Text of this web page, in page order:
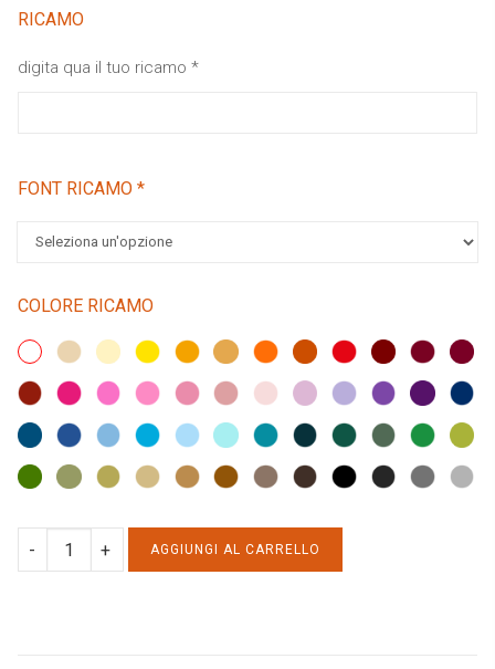
RICAMO
digita qua il tuo ricamo *
FONT RICAMO *
COLORE RICAMO
ZAINETTO
quantity
AGGIUNGI AL CARRELLO